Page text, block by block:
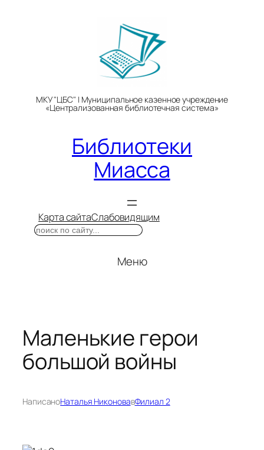
МКУ "ЦБС" | Муниципальное казенное учреждение
«Централизованная библиотечная система»
Библиотеки
Миасса
Карта сайтаСлабовидящим
Поиск
Меню
Маленькие герои
большой войны
НаписаноНаталья НиконовавФилиал 2